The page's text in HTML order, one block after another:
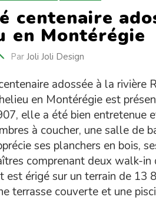
centenaire
en Montérégie
Par Joli Joli Design
adossée à la rivière
en Montérégie est
elle a été bien entretenue
à coucher, une salle de
ses planchers en bois,
comprenant deux walk-
est érigé sur un terrain de 13
terrasse couverte et une